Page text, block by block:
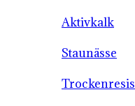
Aktivkalk
Staunässe